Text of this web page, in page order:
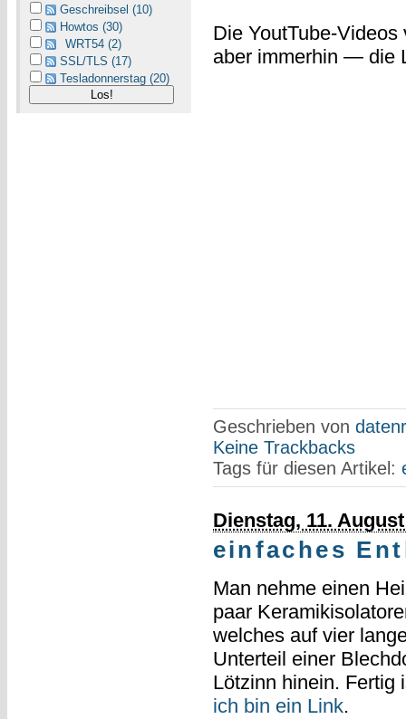
Geschreibsel (10)
Howtos (30)
WRT54 (2)
SSL/TLS (17)
Tesladonnerstag (20)
Die YoutTube-
aber immerhin — die
Geschrieben von
Keine Trackbacks
Tags für diesen Artikel:
Dienstag, 11.
einfaches
Man nehme einen
paar
welches auf vier
Unterteil einer
Lötzinn hinein. Fertig
ich bin ein Link.